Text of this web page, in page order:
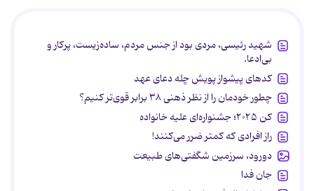
شهید رئیسی، مردی بود از جنس مردم، ساده‌زیست، پرکار و
بی‌ادعا.
کدهای پیشواز پویش چله دعای عهد
چطور خودمان را از نظر ذهنی ۳۸ برابر قوی‌تر کنیم؟
کن ۲۰۲۵؛ جشنواره‌ای علیه خانواده
راز افرادی که کمتر ضرر می‌کنند!
دورود، سرزمین شگفتی‌های طبیعت
جان فدا